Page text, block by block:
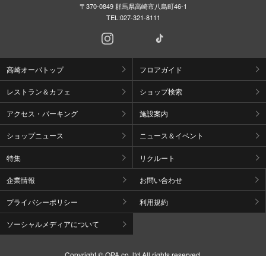
〒370-0849 群馬県高崎市八島町46-1
TEL:027-321-8111
高崎オーパトップ フロアガイド
レストラン＆カフェ ショップ検索
アクセス・パーキング 施設案内
ショップニュース ニュース＆イベント
特集 リクルート
企業情報 お問い合わせ
プライバシーポリシー 利用規約
ソーシャルメディアについて